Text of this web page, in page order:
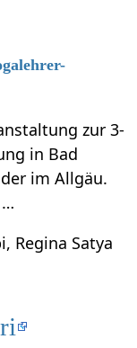
zur 3-
in Bad
im Allgäu.
…
Regina Satya